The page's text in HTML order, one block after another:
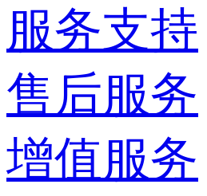
服务支持
售后服务
增值服务